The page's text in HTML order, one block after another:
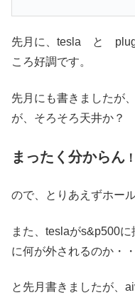
先月に、tesla と plug
ころ好調です。
先月にも書きましたが
が、そろそろ天井か？
まったく分からん
ので、とりあえずホー
また、teslaがs&p500
に何が外されるのか・・
と先月書きましたが、